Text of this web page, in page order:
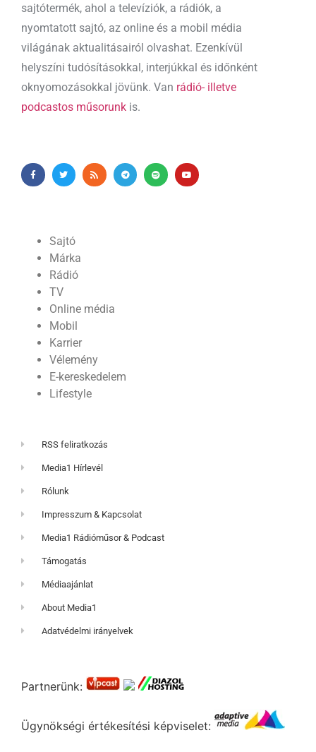
sajtótermék, ahol a televíziók, a rádiók, a
nyomtatott sajtó, az online és a mobil média
világának aktualitásairól olvashat. Ezenkívül
helyszíni tudósításokkal, interjúkkal és időnként
oknyomozásokkal jövünk. Van rádió- illetve
podcastos műsorunk is.
Sajtó
Márka
Rádió
TV
Online média
Mobil
Karrier
Vélemény
E-kereskedelem
Lifestyle
RSS feliratkozás
Media1 Hírlevél
Rólunk
Impresszum & Kapcsolat
Media1 Rádióműsor & Podcast
Támogatás
Médiaajánlat
About Media1
Adatvédelmi irányelvek
Partnerünk:
Ügynökségi értékesítési képviselet: